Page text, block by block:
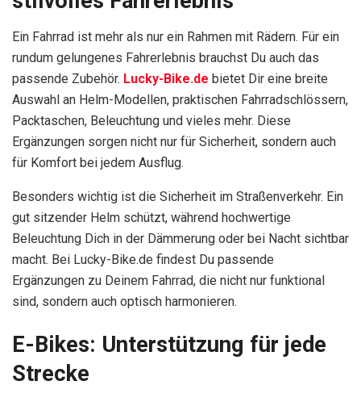
Ein Fahrrad ist mehr als nur ein Rahmen mit Rädern. Für ein
rundum gelungenes Fahrerlebnis brauchst Du auch das
passende Zubehör. Lucky-Bike.de bietet Dir eine breite
Auswahl an Helm-Modellen, praktischen Fahrradschlössern,
Packtaschen, Beleuchtung und vieles mehr. Diese
Ergänzungen sorgen nicht nur für Sicherheit, sondern auch
für Komfort bei jedem Ausflug.
Besonders wichtig ist die Sicherheit im Straßenverkehr. Ein
gut sitzender Helm schützt, während hochwertige
Beleuchtung Dich in der Dämmerung oder bei Nacht sichtbar
macht. Bei Lucky-Bike.de findest Du passende
Ergänzungen zu Deinem Fahrrad, die nicht nur funktional
sind, sondern auch optisch harmonieren.
E-Bikes: Unterstützung für jede
Strecke